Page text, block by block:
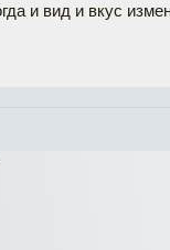
и вид и вкус